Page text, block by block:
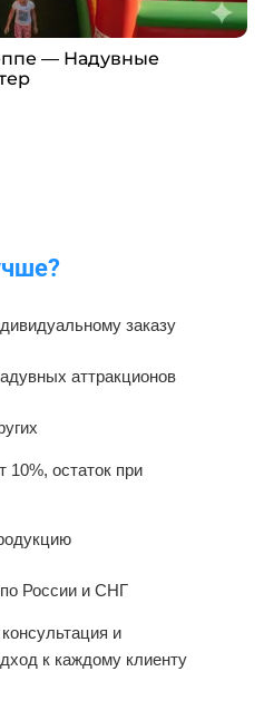
— Надувные
заказу
аттракционов
10%, остаток при
России и СНГ
и
к каждому клиенту